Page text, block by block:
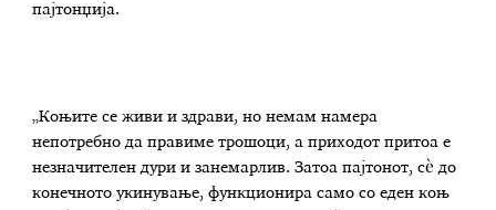
пајтонџија.
„Коњите се живи и здрави, но немам намера
непотребно да правиме трошоци, а приходот притоа е
незначителен дури и занемарлив. Затоа пајтонот, сѐ до
конечното укинување, функционира само со еден коњ